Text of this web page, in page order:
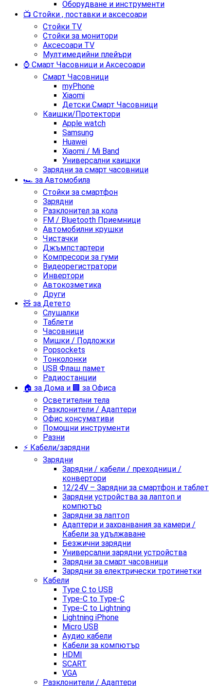
Оборудване и инструменти
📺 Стойки , поставки и аксесоари
Стойки TV
Стойки за монитори
Аксесоари TV
Мултимедийни плейъри
⌚ Смарт Часовници и Аксесоари
Смарт Часовници
myPhone
Xiaomi
Детски Смарт Часовници
Каишки/Протектори
Apple watch
Samsung
Huawei
Xiaomi / Mi Band
Универсални каишки
Зарядни за смарт часовници
🏎️ за Автомобила
Стойки за смартфон
Зарядни
Разклонител за кола
FM / Bluetooth Приемници
Автомобилни крушки
Чистачки
Джъмпстартери
Компресори за гуми
Видеорегистратори
Инвертори
Автокозметика
Други
🧸 за Детето
Слушалки
Таблети
Часовници
Мишки / Подложки
Popsockets
Тонколонки
USB Флаш памет
Радиостанции
🏠 за Дома и 🏢 за Офиса
Осветителни тела
Разклонители / Адаптери
Офис консумативи
Помощни инструменти
Разни
⚡ Кабели/зарядни
Зарядни
Зарядни / кабели / преходници /
конвертори
12/24V – Зарядни за смартфон и таблет
Зарядни устройства за лаптоп и
компютър
Зарядни за лаптоп
Адаптери и захранвания за камери /
Кабели за удължаване
Безжични зарядни
Универсални зарядни устройства
Зарядни за смарт часовници
Зарядни за електрически тротинетки
Кабели
Type C to USB
Type-C to Type-C
Type-C to Lightning
Lightning iPhone
Micro USB
Аудио кабели
Кабели за компютър
HDMI
SCART
VGA
Разклонители / Адаптери